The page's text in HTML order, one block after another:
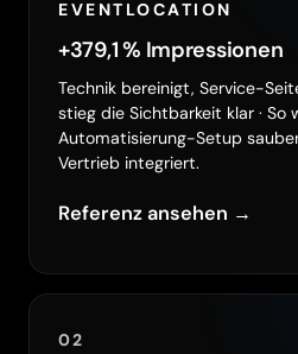
EVENTLOCATION
+379,1 % Impressionen
Technik bereinigt, Service-
stieg die Sichtbarkeit klar · So
Automatisierung-Setup
Vertrieb integriert.
Referenz ansehen →
02